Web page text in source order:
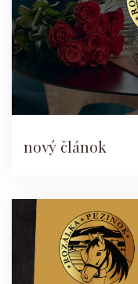
nový článok